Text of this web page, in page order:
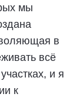
мы
в
всё
и я
к